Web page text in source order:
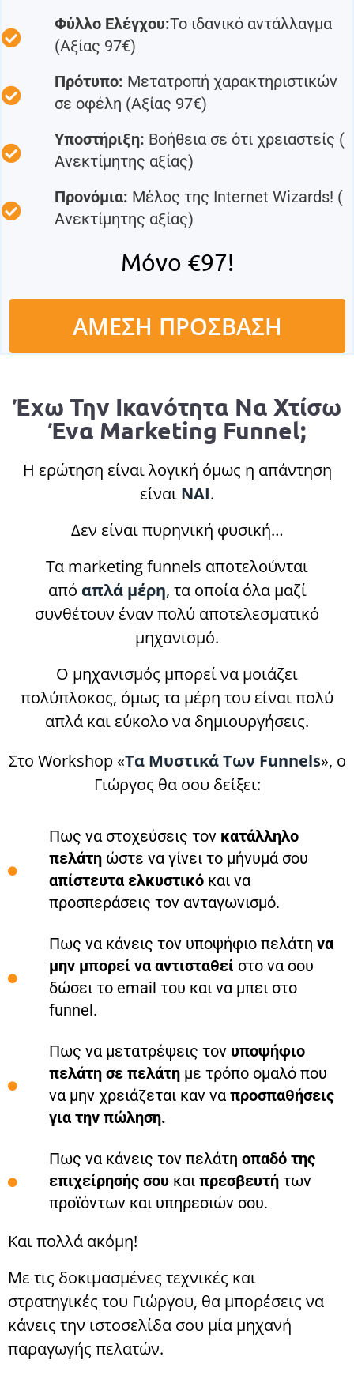
Φύλλο Ελέγχου:Το ιδανικό αντάλλαγμα
(Αξίας 97€)
Πρότυπο: Μετατροπή χαρακτηριστικών
σε οφέλη (Αξίας 97€)
Υποστήριξη: Βοήθεια σε ότι χρειαστείς (
Ανεκτίμητης αξίας)
Προνόμια: Μέλος της Internet Wizards! (
Ανεκτίμητης αξίας)
Μόνο €97!
ΑΜΕΣΗ ΠΡΟΣΒΑΣΗ
Έχω Την Ικανότητα Να Χτίσω
Ένα Marketing Funnel;
Η ερώτηση είναι λογική όμως η απάντηση
είναι ΝΑΙ.
Δεν είναι πυρηνική φυσική…
Τα marketing funnels αποτελούνται
από απλά μέρη, τα οποία όλα μαζί
συνθέτουν έναν πολύ αποτελεσματικό
μηχανισμό.
Ο μηχανισμός μπορεί να μοιάζει
πολύπλοκος, όμως τα μέρη του είναι πολύ
απλά και εύκολο να δημιουργήσεις.
Στο Workshop «Τα Μυστικά Των Funnels», ο
Γιώργος θα σου δείξει:
Πως να στοχεύσεις τον κατάλληλο
πελάτη ώστε να γίνει το μήνυμά σου
απίστευτα ελκυστικό και να
προσπεράσεις τον ανταγωνισμό.
Πως να κάνεις τον υποψήφιο πελάτη να
μην μπορεί να αντισταθεί στο να σου
δώσει το email του και να μπει στο
funnel.
Πως να μετατρέψεις τον υποψήφιο
πελάτη σε πελάτη με τρόπο ομαλό που
να μην χρειάζεται καν να προσπαθήσεις
για την πώληση.
Πως να κάνεις τον πελάτη οπαδό της
επιχείρησής σου και πρεσβευτή των
προϊόντων και υπηρεσιών σου.
Και πολλά ακόμη!
Με τις δοκιμασμένες τεχνικές και
στρατηγικές του Γιώργου, θα μπορέσεις να
κάνεις την ιστοσελίδα σου μία μηχανή
παραγωγής πελατών.